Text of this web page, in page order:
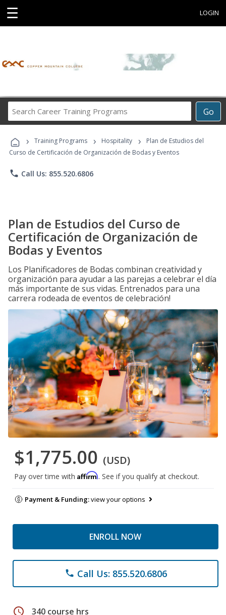
☰ LOGIN
Go
Career
Programs
› Training Programs › Hospitality ›
Plan de Estudios del
Curso de Certificación de Organización de Bodas y Eventos
phone Call Us: 855.520.6806
Plan de Estudios del Curso de
Certificación de Organización de
Bodas y Eventos
Los Planificadores de Bodas combinan creatividad y
organización para ayudar a las parejas a celebrar el día
más importante de sus vidas. Entrenados para una
carrera rodeada de eventos de celebración!
$1,775.00 (USD)
Pay over time with Affirm. See if you qualify at checkout.
Payment & Funding:view your options
ENROLL NOW
phone Call Us: 855.520.6806
schedule 340 course hrs